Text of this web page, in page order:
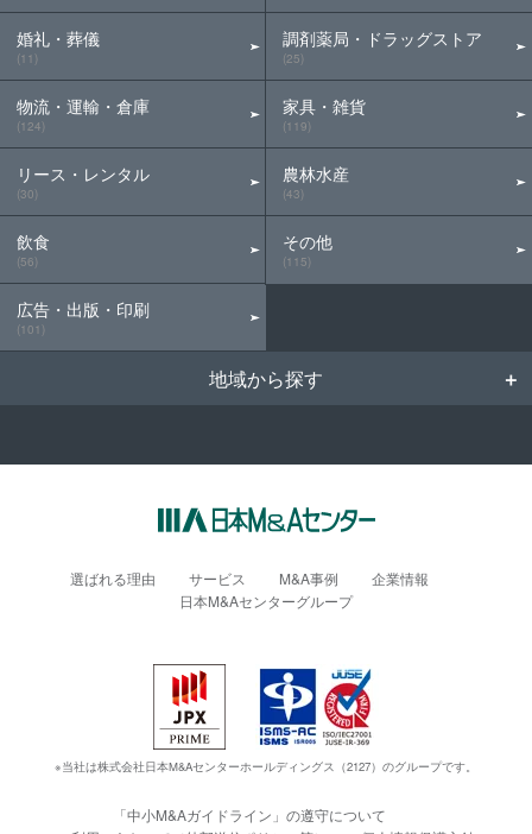
婚礼・葬儀
(11)
物流・運輸・倉庫
(124)
リース・レンタル
(30)
飲食
(56)
広告・出版・印刷
(101)
調剤薬局・ドラッグストア
(25)
家具・雑貨
(119)
農林水産
(43)
その他
(115)
地域から探す
選ばれる理由 サービス M&A事例
企業情報
日本M&Aセンターグループ
※当社は株式会社日本M&Aセンターホールディングス（2127）のグループです。
「中小M&Aガイドライン」の遵守について